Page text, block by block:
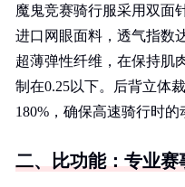
魔鬼竞赛骑行服采用双面
进口网眼面料，透气指数
超薄弹性纤维，在保持肌
制在0.25以下。后背立体
180%，确保高速骑行时的
二、比功能：专业赛